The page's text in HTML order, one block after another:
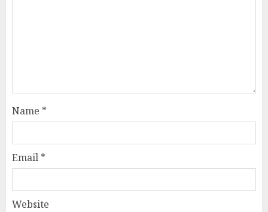
Name *
Email *
Website